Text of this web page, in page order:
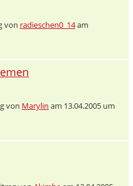
von radieschen0_14am
von Marylin am 13.04.2005 um